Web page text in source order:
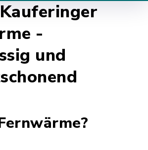
-
und